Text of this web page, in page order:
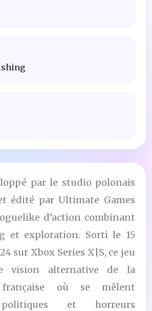
par le studio polonais
édité par Ultimate Games
d’action combinant
et exploration. Sorti le 15
sur Xbox Series X|S, ce jeu
vision alternative de la
française où se mêlent
et horreurs